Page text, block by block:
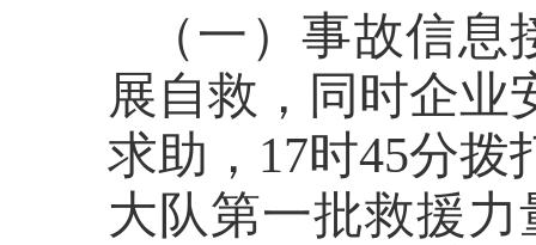
（一）事故信息
展自救，同时企业
求助， 17时45分拨
大队第一批救援